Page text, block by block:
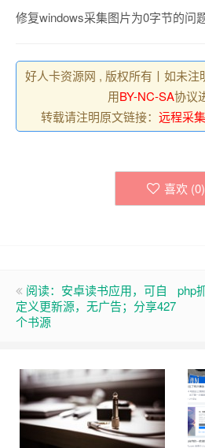
修复windows采集图片为0字节的问题
好人卡资源网 , 版权所有丨如未注
用BY-NC-SA协议
转载请注明原文链接： 远程采
喜欢 (0)
阅读：安卓读书应用，可自
定义更新源，无广告；分享427
个书源
php